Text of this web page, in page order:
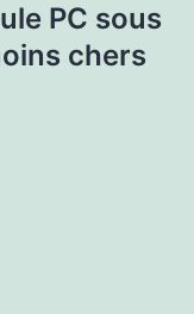
PC sous
chers